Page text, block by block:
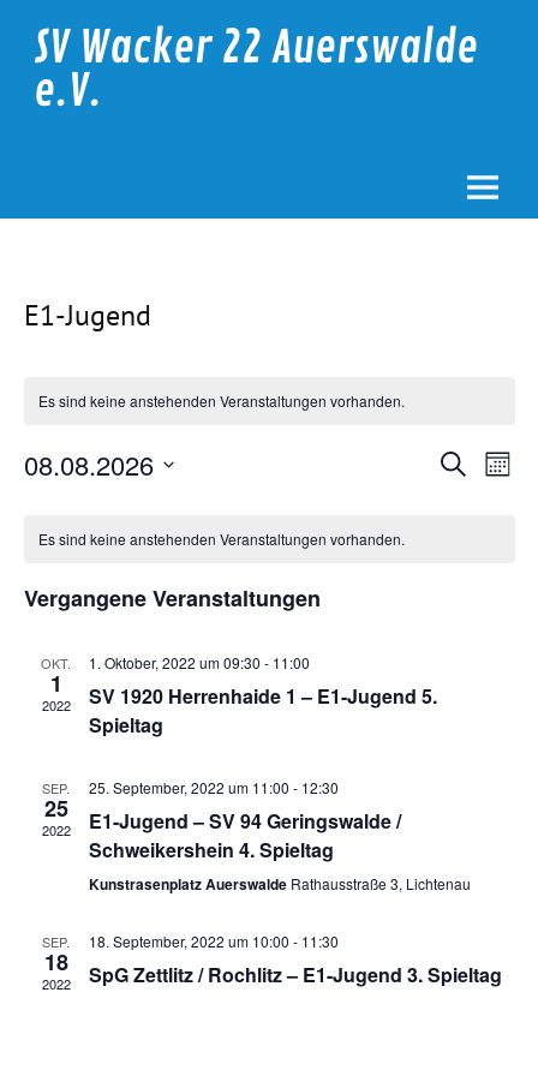
contentSV Wacker 22 Auerswalde
e.V.
E1-Jugend
Es sind keine anstehenden Veranstaltungen vorhanden.
Suche
SucheMonat
08.08.2026
von
Veranstaltungen
Es sind keine anstehenden Veranstaltungen vorhanden.
Vergangene Veranstaltungen
OKT.
1
2022
1. Oktober, 2022 um 09:30 - 11:00
SV 1920 Herrenhaide 1 – E1-Jugend 5.
Spieltag
SEP.
25
2022
25. September, 2022 um 11:00 - 12:30
E1-Jugend – SV 94 Geringswalde /
Schweikershein 4. Spieltag
Kunstrasenplatz Auerswalde Rathausstraße 3, Lichtenau
SEP.
18
2022
18. September, 2022 um 10:00 - 11:30
SpG Zettlitz / Rochlitz – E1-Jugend 3. Spieltag